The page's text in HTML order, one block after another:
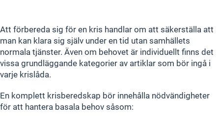
Att förbereda sig för en kris handlar om att säkerställa att
man kan klara sig själv under en tid utan samhällets
normala tjänster. Även om behovet är individuellt finns det
vissa grundläggande kategorier av artiklar som bör ingå i
varje krislåda.
En komplett krisberedskap bör innehålla nödvändigheter
för att hantera basala behov såsom: